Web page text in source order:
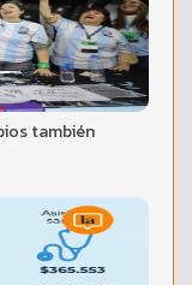
también